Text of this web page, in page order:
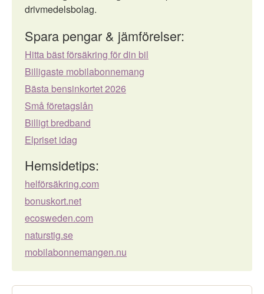
drivmedelsbolag.
Spara pengar & jämförelser:
Hitta bäst försäkring för din bil
Billigaste mobilabonnemang
Bästa bensinkortet 2026
Små företagslån
Billigt bredband
Elpriset idag
Hemsidetips:
helförsäkring.com
bonuskort.net
ecosweden.com
naturstig.se
mobilabonnemangen.nu